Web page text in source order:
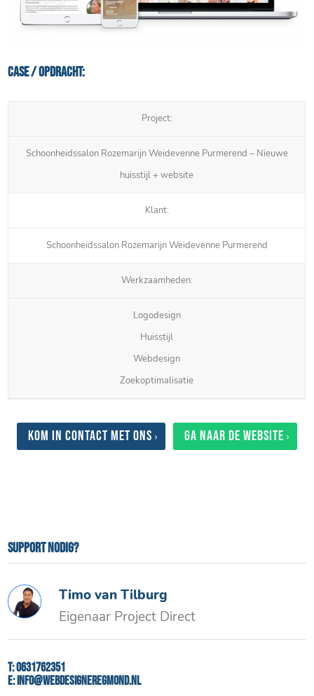
Case / Opdracht:
Project:
Schoonheidssalon Rozemarijn Weidevenne Purmerend – Nieuwe
huisstijl + website
Klant:
Schoonheidssalon Rozemarijn Weidevenne Purmerend
Werkzaamheden:
Logodesign
Huisstijl
Webdesign
Zoekoptimalisatie
Kom in contact met ons Ga naar de website
Support nodig?
Timo van Tilburg
Eigenaar Project Direct
T:0631762351
E:info@webdesigneregmond.nl